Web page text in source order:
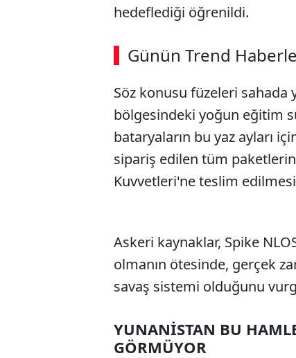
hedeflediği öğrenildi.
Günün Trend
Söz konusu füzeleri
bölgesindeki yoğun eğitim
bataryaların bu yaz ayları
sipariş edilen tüm
Kuvvetleri'ne teslim
Askeri kaynaklar, Spike
olmanın ötesinde, gerçek
savaş sistemi olduğunu
YUNANİSTAN BU
GÖRMÜYOR